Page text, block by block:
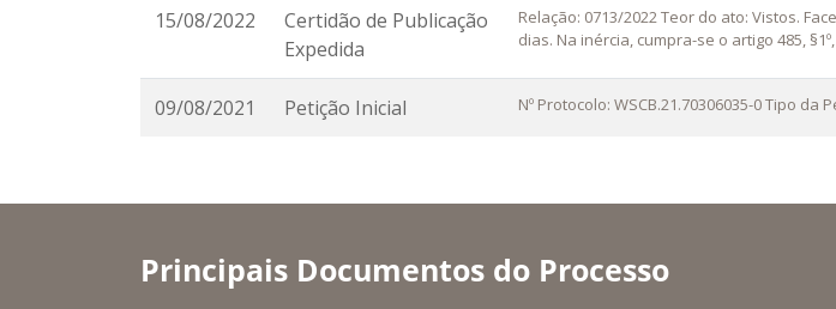
15/08/2022
Certidão de Publicação
Expedida
Relação: 0713/2022 Teor do ato: Vistos.
dias. Na inércia, cumpra-se o artigo 485, §1º,
09/08/2021 Petição Inicial Nº Protocolo: WSCB.21.70306035-0 Tipo
Principais Documentos do Processo